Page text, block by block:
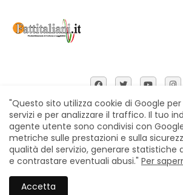
Home Chi siamo Contatti
Segnalazioni
All Right Reserved Copyright ©
"Questo sito utilizza cookie di Google
servizi e per analizzare il traffico. Il tuo
agente utente sono condivisi con
metriche sulle prestazioni e sulla
qualità del servizio, generare statistiche
e contrastare eventuali abusi." Per
Accetta